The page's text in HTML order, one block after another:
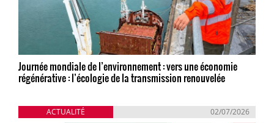
Journée mondiale de l’environnement : vers une économie
régénérative : l’écologie de la transmission renouvelée
ACTUALITÉ 02/07/2026